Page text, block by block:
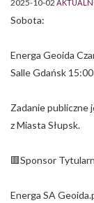
2025-10-02
Sobota:
Energa Geoida
Salle Gdańsk 15:00
Zadanie publiczne
z Miasta Słupsk.
🟥Sponsor
Energa SA